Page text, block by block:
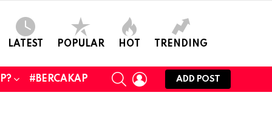
LATEST POPULAR HOT TRENDING
#BERCAKAP
SEARCHLOGIN
ADD POST